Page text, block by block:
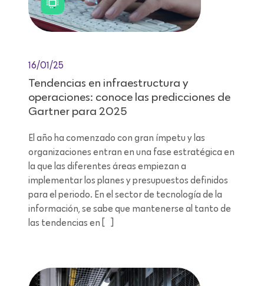
16/01/25
Tendencias en infraestructura y
operaciones: conoce las predicciones de
Gartner para 2025
El año ha comenzado con gran ímpetu y las
organizaciones entran en una fase estratégica en
la que las diferentes áreas empiezan a
implementar los planes y presupuestos definidos
para el periodo. En el sector de tecnología de la
información, se sabe que mantenerse al tanto de
las tendencias en […]